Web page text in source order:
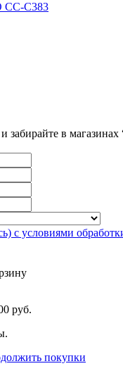
C383
забирайте в магазинах
с условиями
руб.
покупки